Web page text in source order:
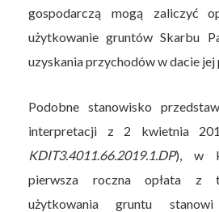
gospodarczą mogą zaliczyć
użytkowanie gruntów Skarbu
uzyskania przychodów w dacie jej
Podobne stanowisko
interpretacji z 2 kwietnia
KDIT3.4011.66.2019.1.DP), w
pierwsza roczna opłata z
użytkowania gruntu